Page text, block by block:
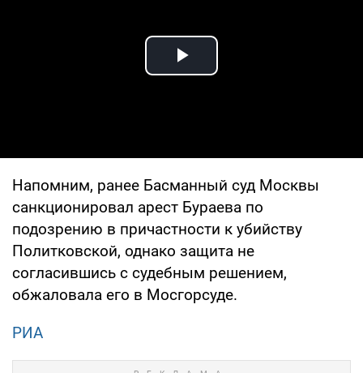
Play Video
Напомним, ранее Басманный суд Москвы
санкционировал арест Бураева по
подозрению в причастности к убийству
Политковской, однако защита не
согласившись с судебным решением,
обжаловала его в Мосгорсуде.
РИА